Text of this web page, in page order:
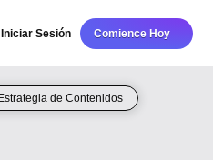
Iniciar Sesión Comience Hoy
Estrategia de Contenidos